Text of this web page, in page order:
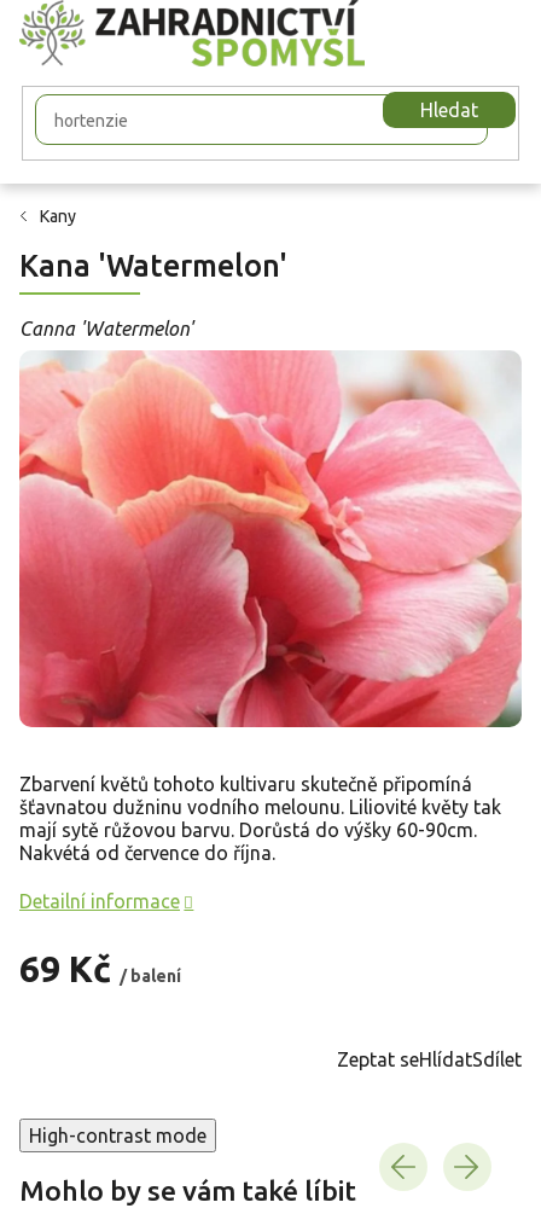
Přejít
na
obsah
Hledat
Kany
Kana 'Watermelon'
Canna 'Watermelon'
69 Kč / balení
Zbarvení květů tohoto kultivaru skutečně připomíná
šťavnatou dužninu vodního melounu. Liliovité květy tak
mají sytě růžovou barvu. Dorůstá do výšky 60-90cm.
Nakvétá od července do října.
Detailní informace
Zeptat seHlídatSdílet
High-contrast mode
Mohlo by se vám také líbit